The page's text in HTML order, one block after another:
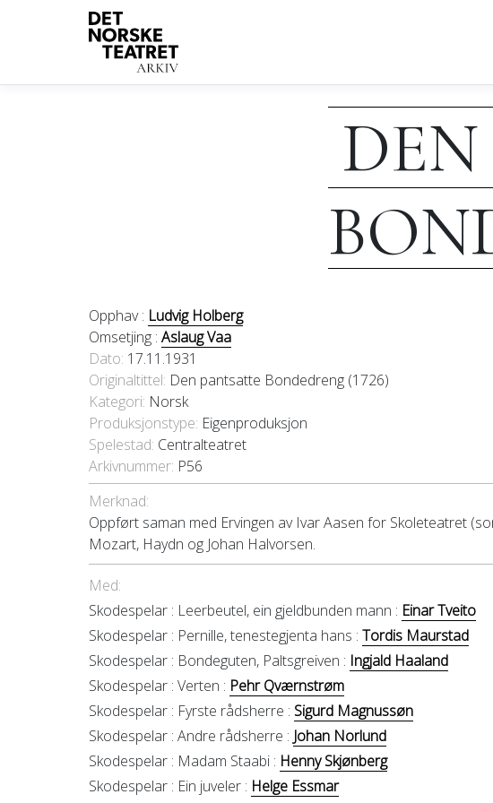
Opphav : Ludvig Holberg
Omsetjing : Aslaug Vaa
Dato 17.11.1931
Originaltittel Den pantsatte Bondedreng (1726)
Kategori Norsk
Produksjonstype: Eigenproduksjon
Spelestad: Centralteatret
Arkivnummer: P56
Merknad:
Oppført saman med Ervingen av Ivar Aasen for Skoleteatret
Mozart, Haydn og Johan Halvorsen.
Med:
Skodespelar : Leerbeutel, ein gjeldbunden mann : Einar Tveito
Skodespelar : Pernille, tenestegjenta hans : Tordis Maurstad
Skodespelar : Bondeguten, Paltsgreiven : Ingjald Haaland
Skodespelar : Verten : Pehr Qværnstrøm
Skodespelar : Fyrste rådsherre : Sigurd Magnussøn
Skodespelar : Andre rådsherre : Johan Norlund
Skodespelar : Madam Staabi : Henny Skjønberg
Skodespelar : Ein juveler : Helge Essmar